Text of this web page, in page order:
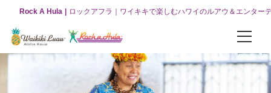
Rock A Hula ロックアフラ｜ワイキキで楽しむハワイのルアウ＆エンター
お得な3つのコンボパッケージ